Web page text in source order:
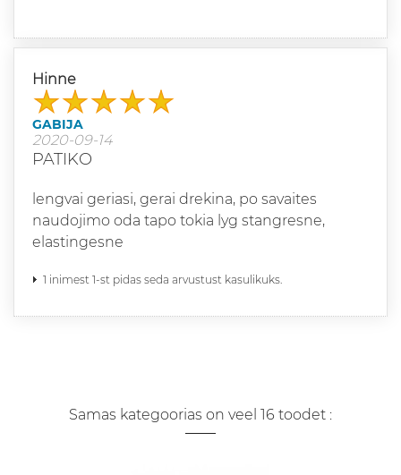
Hinne
GABIJA
2020-09-14
PATIKO
lengvai geriasi, gerai drekina, po savaites
naudojimo oda tapo tokia lyg stangresne,
elastingesne
1 inimest 1-st pidas seda arvustust kasulikuks.
Samas kategoorias on veel 16 toodet :